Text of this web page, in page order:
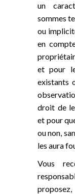
un
sommes
ou
en
et pour
existants
droit de
et pour
ou non,
les aura
Vous